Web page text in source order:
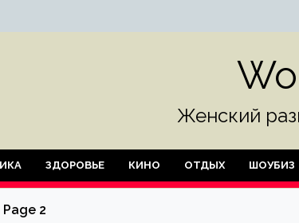
Женский
ЗДОРОВЬЕ КИНО ОТДЫХ ШОУБИЗ
Page 2